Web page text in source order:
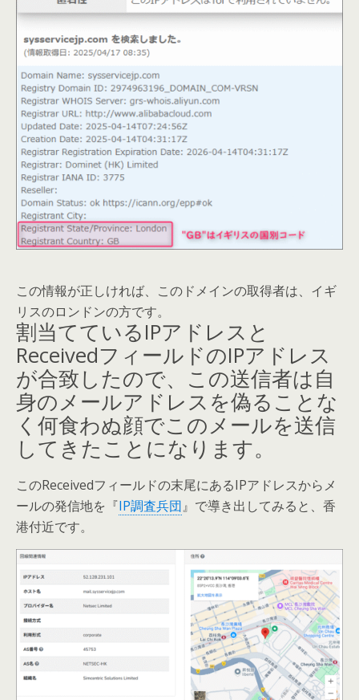
この情報が正しければ、このドメインの取得者は、イギ
リスのロンドンの方です。
割当てているIPアドレスと
ReceivedフィールドのIPアドレス
が合致したので、この送信者は自
身のメールアドレスを偽ることな
く何食わぬ顔でこのメールを送信
してきたことになります。
このReceivedフィールドの末尾にあるIPアドレスからメ
ールの発信地を『IP調査兵団』で導き出してみると、香
港付近です。